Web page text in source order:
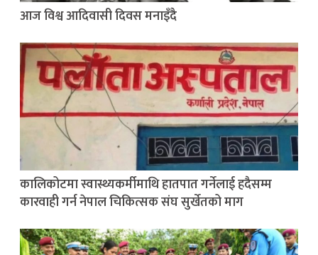
आज विश्व आदिवासी दिवस मनाइँदै
कालिकोटमा स्वास्थ्यकर्मीमाथि हातपात गर्नेलाई हदैसम्म
कारवाही गर्न नेपाल चिकित्सक संघ सुर्खेतको माग